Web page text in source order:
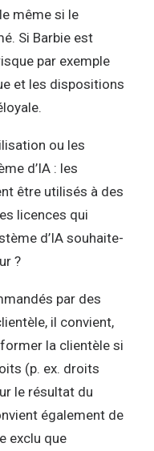
même si le
Si Barbie est
par exemple
et les dispositions
ou les
d’IA : les
être utilisés à des
licences qui
d’IA souhaite-
?
par des
il convient,
la clientèle si
(p. ex. droits
le résultat du
également de
exclu que